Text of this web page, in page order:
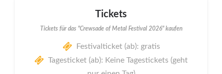
Tickets
Tickets für das "Crewsade of Metal Festival 2026" kaufen
Festivalticket (ab): gratis
Tagesticket (ab): Keine Tagestickets (geht